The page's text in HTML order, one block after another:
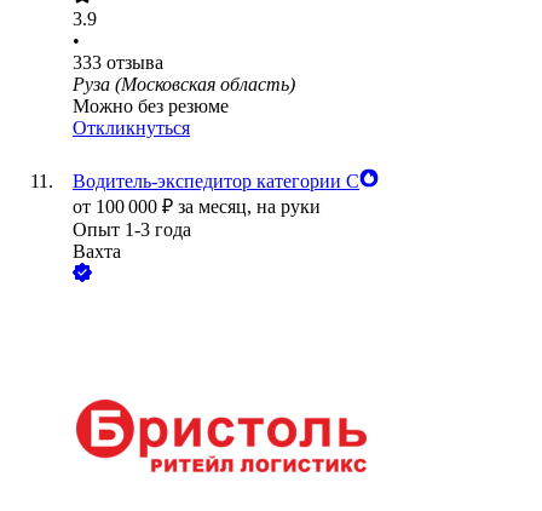
3.9
•
333 отзыва
Руза (Московская область)
Можно без резюме
Откликнуться
Водитель-экспедитор категории С
от 100 000 ₽ за месяц, на руки
Опыт 1-3 года
Вахта